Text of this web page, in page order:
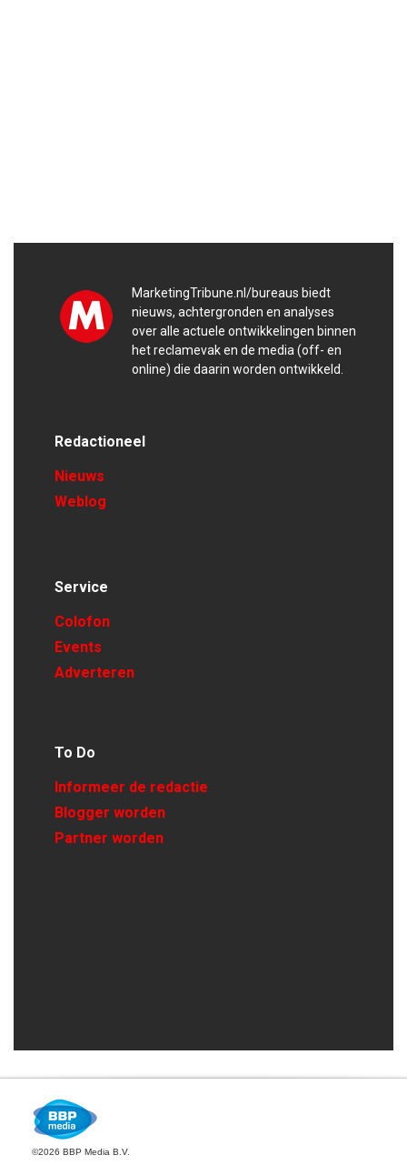
MarketingTribune.nl/bureaus biedt
nieuws, achtergronden en analyses
over alle actuele ontwikkelingen binnen
het reclamevak en de media (off- en
online) die daarin worden ontwikkeld.
Redactioneel
Nieuws
Weblog
Service
Colofon
Events
Adverteren
To Do
Informeer de redactie
Blogger worden
Partner worden
©2026 BBP Media B.V.